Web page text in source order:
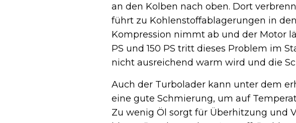
an den Kolben nach oben. Dort
führt zu Kohlenstoffablagerungen in
Kompression nimmt ab und der Motor
PS und 150 PS tritt dieses Problem im
nicht ausreichend warm wird und die
Auch der Turbolader kann unter dem
eine gute Schmierung, um auf
Zu wenig Öl sorgt für Überhitzung und